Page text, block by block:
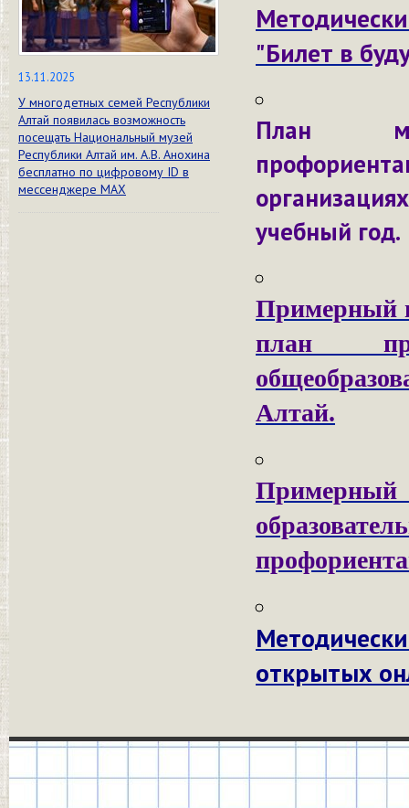
13.11.2025
У многодетных семей Республики
Алтай появилась возможность
посещать Национальный музей
Республики Алтай им. А.В. Анохина
бесплатно по цифровому ID в
мессенджере МАХ
"Билет в
План
учебный год.
Примерный
план
Алтай.
открытых